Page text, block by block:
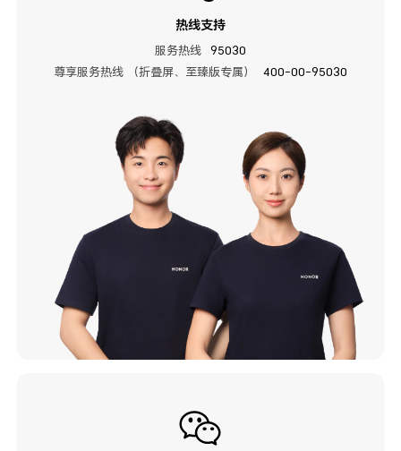
热线支持
服务热线
95030
尊享服务热线 （折叠屏、至臻版专属）
400-00-95030